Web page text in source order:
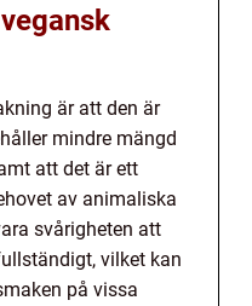
är att den är
mindre mängd
att det är ett
av animaliska
svårigheten att
vilket kan
på vissa